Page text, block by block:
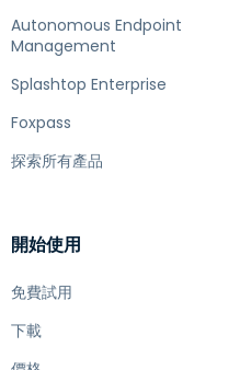
Autonomous Endpoint
Management
Splashtop Enterprise
Foxpass
探索所有產品
開始使用
免費試用
下載